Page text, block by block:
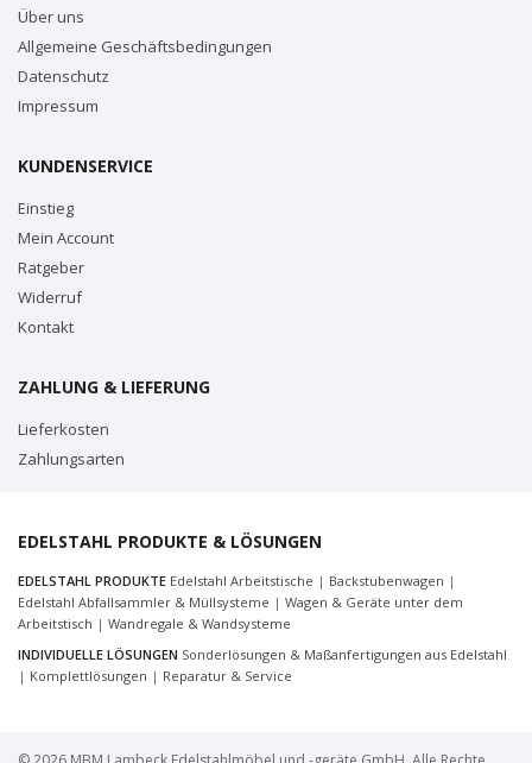
Über uns
Allgemeine Geschäftsbedingungen
Datenschutz
Impressum
KUNDENSERVICE
Einstieg
Mein Account
Ratgeber
Widerruf
Kontakt
ZAHLUNG & LIEFERUNG
Lieferkosten
Zahlungsarten
EDELSTAHL PRODUKTE & LÖSUNGEN
EDELSTAHL PRODUKTE Edelstahl Arbeitstische | Backstubenwagen |
Edelstahl Abfallsammler & Müllsysteme | Wagen & Geräte unter dem
Arbeitstisch | Wandregale & Wandsysteme
INDIVIDUELLE LÖSUNGEN Sonderlösungen & Maßanfertigungen aus Edelstahl
| Komplettlösungen | Reparatur & Service